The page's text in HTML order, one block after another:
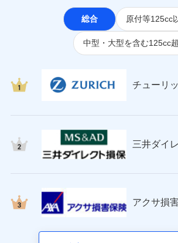
ソニー損害保険株式会社
(https://www.sonysonpo.co.jp/)
損害保険ジャパン株式会社 (https://
japan.co.jp/)
ＳＯＭＰＯダイレクト損害保険株式
チューリッヒ保険会社 (https://
(https://www.nisshinfire.co.jp/)
ペット＆ファミリー損害保険株式
(https://www.petfamilyins.co.jp/)
三井住友海上火災保険株式会社
三井ダイレクト損害保険株式会社
(https://www.mitsui-direct.co.jp/)
総合 原付等125cc
中型・大型を含む125cc超
チューリ
三井ダイ
アクサ損